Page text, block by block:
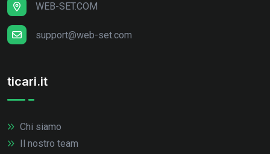
WEB-SET.COM
support@web-set.com
ticari.it
Chi siamo
Il nostro team